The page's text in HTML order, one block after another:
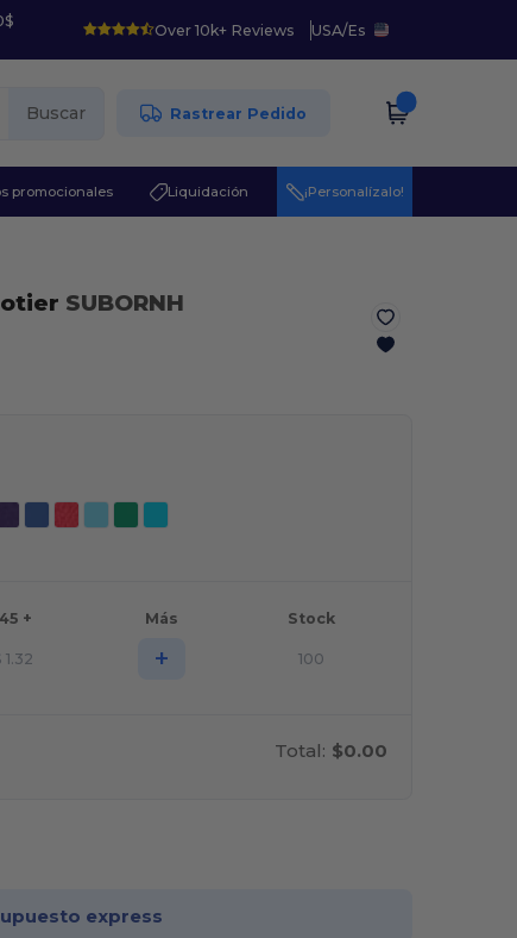
Over 10k+ Reviews USA/Es
Buscar Rastrear Pedido
promocionales Liquidación ¡Personalízalo!
SUBORNH
+ Más Stock
1.32 + 100
Total: $0.00
express